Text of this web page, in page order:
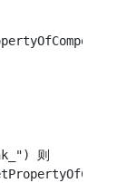
则